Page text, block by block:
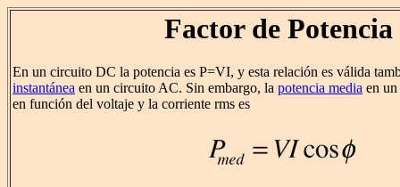
Factor de Potencia
En un circuito DC la potencia es P=VI, y esta relación es válida
instantánea en un circuito AC. Sin embargo, la potencia media en
en función del voltaje y la corriente rms es